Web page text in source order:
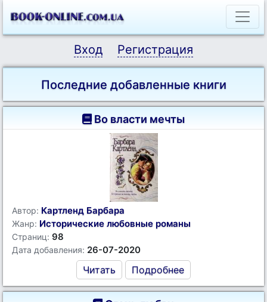
Вход Регистрация
Последние добавленные книги
Во власти мечты
Автор: Картленд Барбара
Жанр: Исторические любовные романы
Страниц: 98
Дата добавления: 26-07-2020
Читать Подробнее